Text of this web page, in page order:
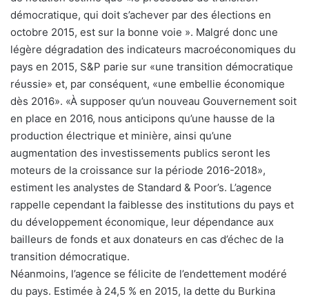
démocratique, qui doit s’achever par des élections en
octobre 2015, est sur la bonne voie ». Malgré donc une
légère dégradation des indicateurs macroéconomiques du
pays en 2015, S&P parie sur «une transition démocratique
réussie» et, par conséquent, «une embellie économique
dès 2016». «À supposer qu’un nouveau Gouvernement soit
en place en 2016, nous anticipons qu’une hausse de la
production électrique et minière, ainsi qu’une
augmentation des investissements publics seront les
moteurs de la croissance sur la période 2016-2018»,
estiment les analystes de Standard & Poor’s. L’agence
rappelle cependant la faiblesse des institutions du pays et
du développement économique, leur dépendance aux
bailleurs de fonds et aux donateurs en cas d’échec de la
transition démocratique.
Néanmoins, l’agence se félicite de l’endettement modéré
du pays. Estimée à 24,5 % en 2015, la dette du Burkina